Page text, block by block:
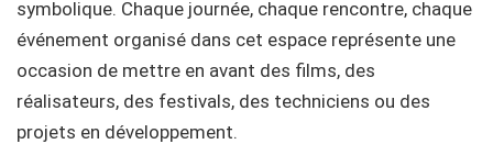
symbolique. Chaque journée, chaque rencontre, chaque
événement organisé dans cet espace représente une
occasion de mettre en avant des films, des
réalisateurs, des festivals, des techniciens ou des
projets en développement.